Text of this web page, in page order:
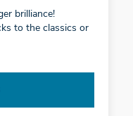
brilliance!
to the classics or